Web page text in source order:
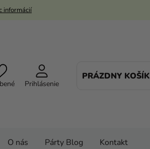
informácií
Prihlásenie
PRÁZDNY KOŠÍK
O nás Párty Blog Kontakt